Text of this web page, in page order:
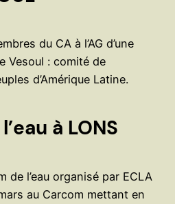
du CA à l’AG d’une
Vesoul : comité de
d’Amérique Latine.
à LONS
de l’eau organisé par ECLA
au Carcom mettant en